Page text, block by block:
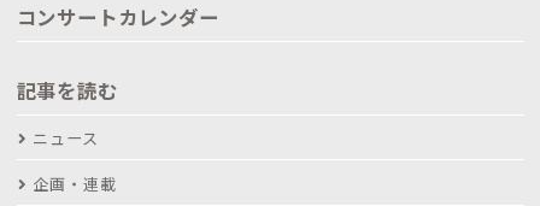
コンサートカレンダー
記事を読む
ニュース
企画・連載